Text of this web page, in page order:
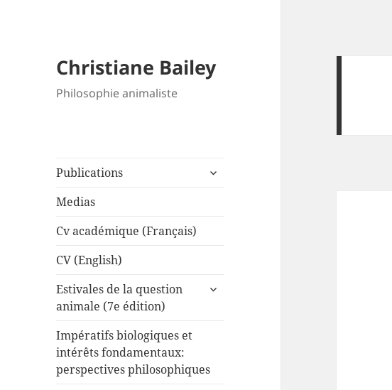
Christiane Bailey
Philosophie animaliste
Publications
expand
Medias
Cv académique (Français)
CV (English)
Estivales de la question
animale (7e édition)
expand
Impératifs biologiques et
intérêts fondamentaux:
perspectives philosophiques